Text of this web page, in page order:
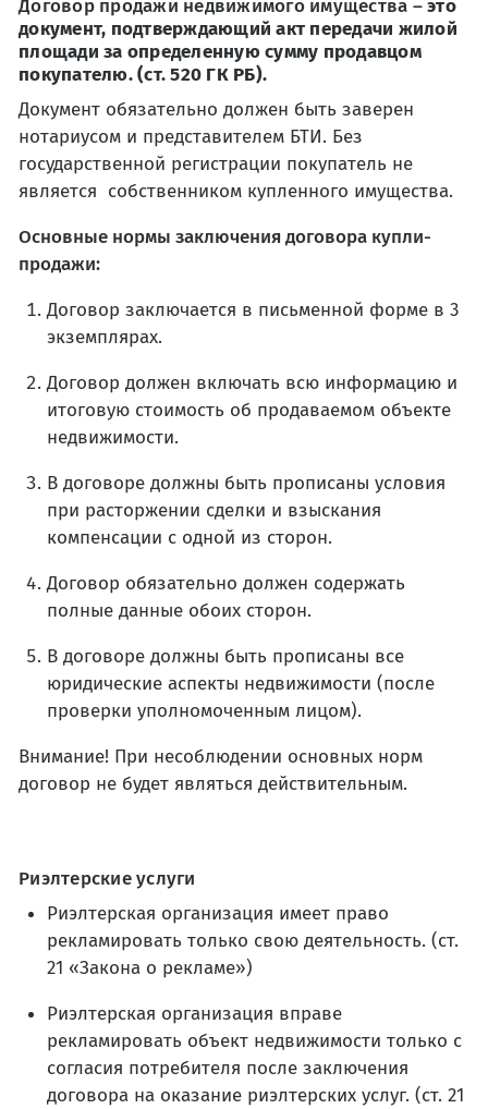
Договор продажи недвижимого имущества –это
документ, подтверждающий акт передачи жилой
площади за определенную сумму продавцом
покупателю. (ст. 520 ГК РБ).
Документ обязательно должен быть заверен
нотариусом и представителем БТИ. Без
государственной регистрации покупатель не
является собственником купленного имущества.
Основные нормы заключения договора купли-
продажи:
Договор заключается в письменной форме в 3
экземплярах.
Договор должен включать всю информацию и
итоговую стоимость об продаваемом объекте
недвижимости.
В договоре должны быть прописаны условия
при расторжении сделки и взыскания
компенсации с одной из сторон.
Договор обязательно должен содержать
полные данные обоих сторон.
В договоре должны быть прописаны все
юридические аспекты недвижимости (после
проверки уполномоченным лицом).
Внимание! При несоблюдении основных норм
договор не будет являться действительным.
Риэлтерские услуги
Риэлтерская организация имеет право
рекламировать только свою деятельность. (ст.
21 «Закона о рекламе»)
Риэлтерская организация вправе
рекламировать объект недвижимости только с
согласия потребителя после заключения
договора на оказание риэлтерских услуг. (ст. 21